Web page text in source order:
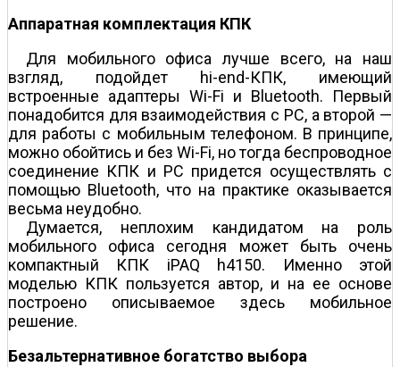
Аппаратная комплектация КПК
Для мобильного офиса лучше всего, на наш
взгляд, подойдет hi-end-КПК, имеющий
встроенные адаптеры Wi-Fi и Bluetooth. Первый
понадобится для взаимодействия с PC, а второй —
для работы с мобильным телефоном. В принципе,
можно обойтись и без Wi-Fi, но тогда беспроводное
соединение КПК и PC придется осуществлять с
помощью Bluetooth, что на практике оказывается
весьма неудобно.
Думается, неплохим кандидатом на роль
мобильного офиса сегодня может быть очень
компактный КПК iPAQ h4150. Именно этой
моделью КПК пользуется автор, и на ее основе
построено описываемое здесь мобильное
решение.
Безальтернативное богатство выбора